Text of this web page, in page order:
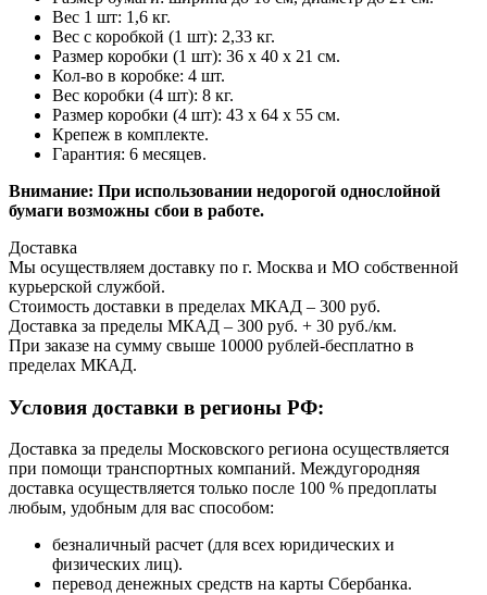
Вес 1 шт: 1,6 кг.
Вес с коробкой (1 шт): 2,33 кг.
Размер коробки (1 шт): 36 х 40 х 21 см.
Кол-во в коробке: 4 шт.
Вес коробки (4 шт): 8 кг.
Размер коробки (4 шт): 43 х 64 х 55 см.
Крепеж в комплекте.
Гарантия: 6 месяцев.
Внимание: При использовании недорогой однослойной
бумаги возможны сбои в работе.
Доставка
Мы осуществляем доставку по г. Москва и МО собственной
курьерской службой.
Стоимость доставки в пределах МКАД – 300 руб.
Доставка за пределы МКАД – 300 руб. + 30 руб./км.
При заказе на сумму свыше 10000 рублей-бесплатно в
пределах МКАД.
Условия доставки в регионы РФ:
Доставка за пределы Московского региона осуществляется
при помощи транспортных компаний. Междугородняя
доставка осуществляется только после 100 % предоплаты
любым, удобным для вас способом:
безналичный расчет (для всех юридических и
физических лиц).
перевод денежных средств на карты Сбербанка.